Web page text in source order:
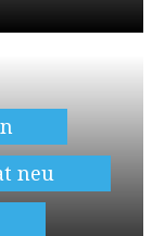
neu